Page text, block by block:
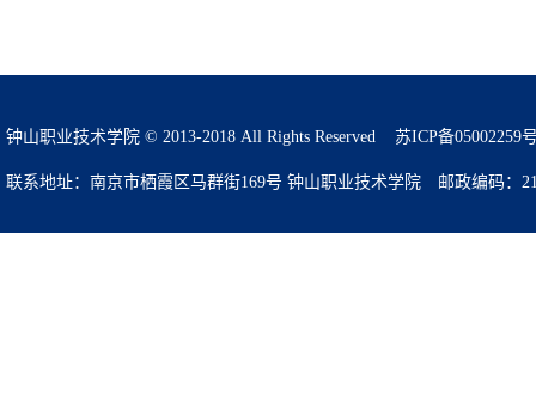
钟山职业技术学院 © 2013-2018 All Rights Reserved 苏ICP备05002259
联系地址：南京市栖霞区马群街169号 钟山职业技术学院 邮政编码：